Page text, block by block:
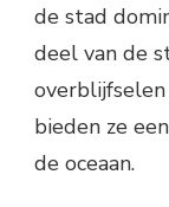
de stad
deel van de
bieden ze
de oceaan.